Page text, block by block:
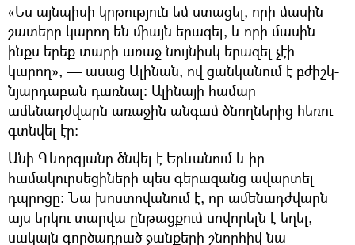
«Ես այնպիսի կրթություն եմ ստացել, որի մասին
շատերը կարող են միայն երազել, և որի մասին
ինքս երեք տարի առաջ նույնիսկ երազել չէի
կարող», — ասաց Ալինան, ով ցանկանում է բժիշկ-
նյարդաբան դառնալ։ Ալինայի համար
ամենադժվարն առաջին անգամ ծնողներից հեռու
գտնվել էր։
Անի Գևորգյանը ծնվել է Երևանում և իր
համակուրսեցիների պես գերազանց ավարտել
դպրոցը։ Նա խոստովանում է, որ ամենադժվարն
այս երկու տարվա ընթացքում սովորելն է եղել,
սակայն գործադրած ջանքերի շնորհիվ նա